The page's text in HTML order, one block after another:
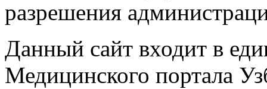
разрешения
Данный сайт входит в
Медицинского портала